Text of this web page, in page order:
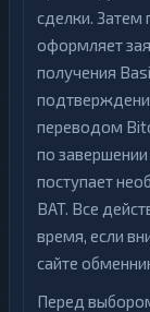
сделки. Затем
оформляет
получения
переводом
по
поступает
BAT. Все
время, если
сайте
Перед